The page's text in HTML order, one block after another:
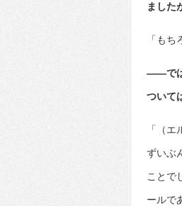
ました
「もち
――では
ついて
「（
ずいぶ
ことで
ールで